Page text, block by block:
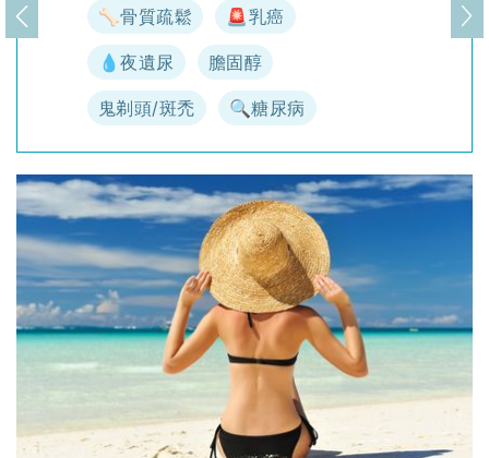
🦴骨質疏鬆 🚨乳癌
💧夜遺尿 膽固醇
鬼剃頭/斑禿 🔍糖尿病
上一頁 下